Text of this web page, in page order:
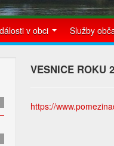
v obci Služby
VESNICE ROKU
https://